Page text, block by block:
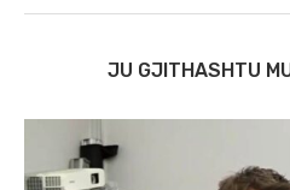
JU GJITHASHTU